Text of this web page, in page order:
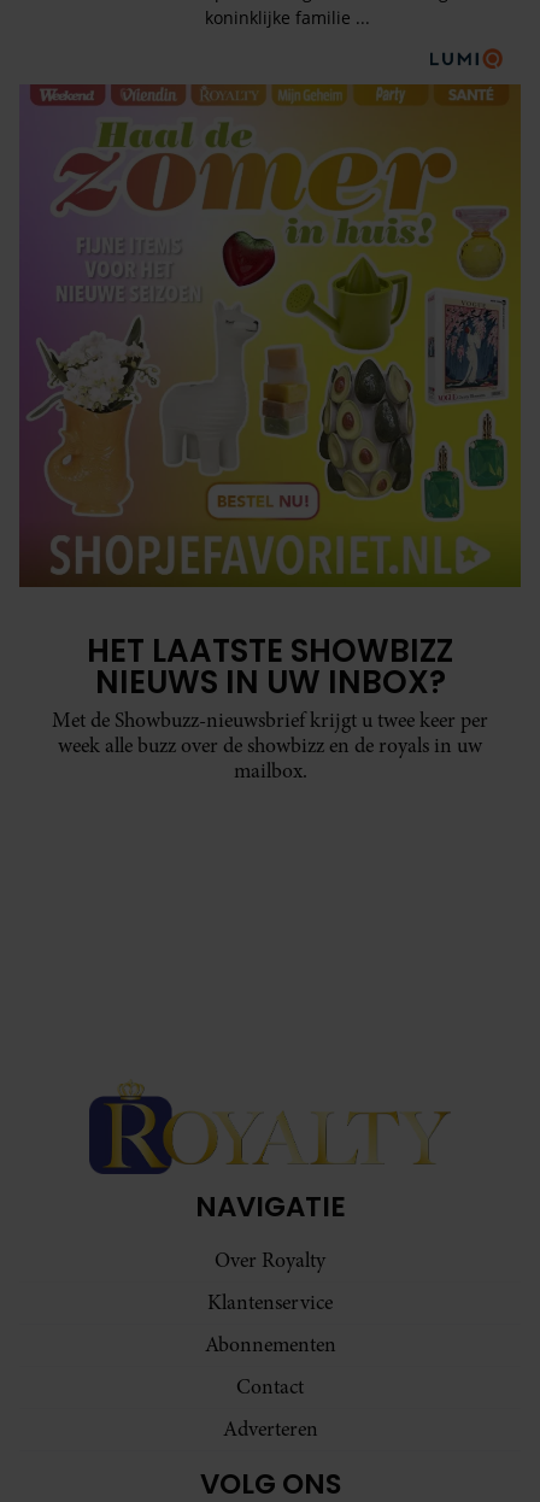
HET LAATSTE SHOWBIZZ
NIEUWS IN UW INBOX?
Met de Showbuzz-nieuwsbrief krijgt u twee keer per
week alle buzz over de showbizz en de royals in uw
mailbox.
NAVIGATIE
Over Royalty
Klantenservice
Abonnementen
Contact
Adverteren
VOLG ONS